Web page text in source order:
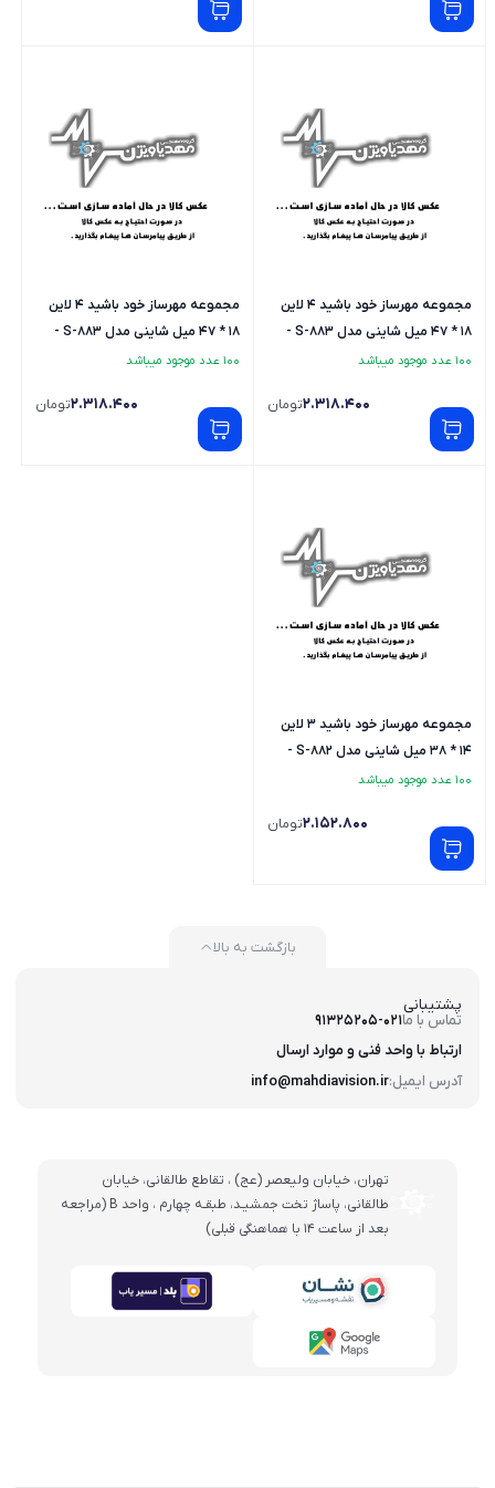
مجموعه مهرساز خود باشید 4 لاین
18 * 47 میل شاینی مدل S-883 -
لاتین
100 عدد موجود میباشد
2.318.400تومان
مجموعه مهرساز خود باشید 4 لاین
18 * 47 میل شاینی مدل S-883 -
فارسی
100 عدد موجود میباشد
2.318.400تومان
مجموعه مهرساز خود باشید 3 لاین
14 * 38 میل شاینی مدل S-882 -
فارسی
100 عدد موجود میباشد
2.152.800تومان
پشتیبانی
تماس با ما91325205-021
آدرس ایمیل:info@mahdiavision.ir
ارتباط با واحد فنی و موارد ارسال
بازگشت به بالا
تهران، خيابان وليعصر (عج) ، تقاطع طالقانی، خيابان
طالقانی، پاساژ تخت جمشيـد، طبقـه چهارم ، واحد B (مراجعه
بعد از ساعت 14 با هماهنگی قبلی)